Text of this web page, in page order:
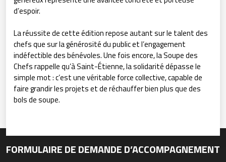
d’espoir.
La réussite de cette édition repose autant sur le talent des
chefs que sur la générosité du public et l’engagement
indéfectible des bénévoles. Une fois encore, la Soupe des
Chefs rappelle qu’à Saint-Étienne, la solidarité dépasse le
simple mot : c’est une véritable force collective, capable de
faire grandir les projets et de réchauffer bien plus que des
bols de soupe.
FORMULAIRE DE DEMANDE D’ACCOMPAGNEMENT